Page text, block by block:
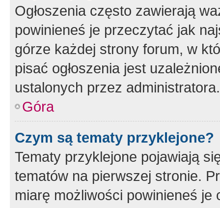
Ogłoszenia często zawierają
powinieneś je przeczytać jak
górze każdej strony forum, w
pisać ogłoszenia jest
ustalonych przez administratora.
Góra
Czym są tematy przyklejone?
Tematy przyklejone pojawiają
tematów na pierwszej stronie.
miarę możliwości powinieneś je